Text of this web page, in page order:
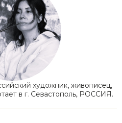
художник, живописец,
в г. Севастополь, РОССИЯ.